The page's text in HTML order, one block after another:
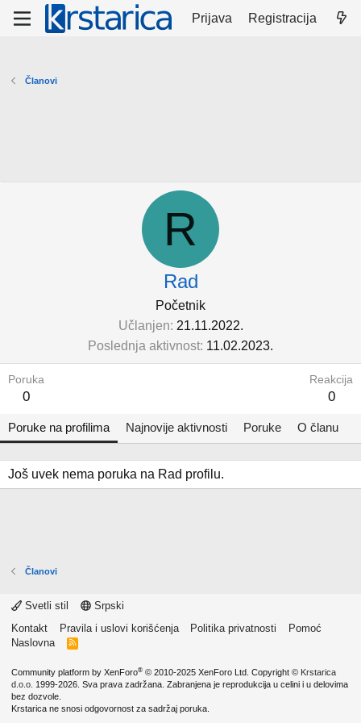
Prijava Registracija
Članovi
R
Rad
Početnik
Učlanjen 21.11.2022.
Poslednja aktivnost 11.02.2023.
Poruka
0
Reakcija
0
Poruke na profilima Najnovije aktivnosti Poruke O članu
Još uvek nema poruka na Rad profilu.
Članovi
Svetli stil
Srpski
Kontakt
Pravila i uslovi korišćenja Politika privatnosti
Pomoć
Naslovna
R
Community platform by XenForo® © 2010-2025 XenForo Ltd. Copyright © Krstarica
d.o.o. 1999-2026. Sva prava zadržana. Zabranjena je reprodukcija u celini i u delovima
bez dozvole.
Krstarica ne snosi odgovornost za sadržaj poruka.